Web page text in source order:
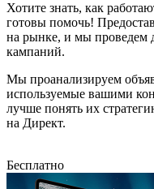
Хотите знать, как
готовы помочь!
на рынке, и мы проведем
кампаний.
Мы проанализируем
используемые вашими
лучше понять их
на Директ.
Бесплатно